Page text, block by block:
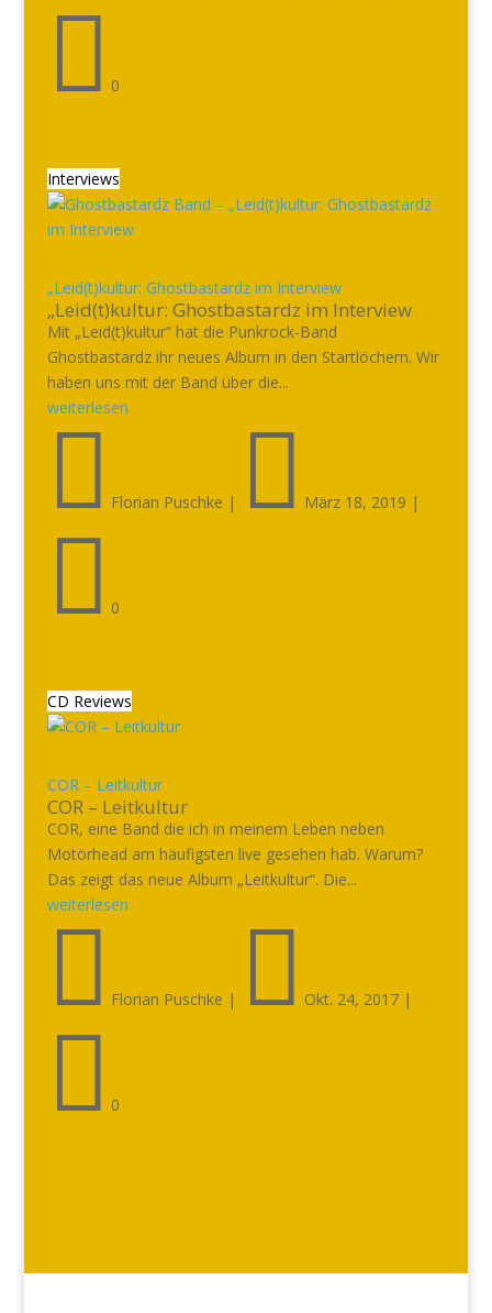
 0
Interviews
„Leid(t)kultur: Ghostbastardz im Interview
„Leid(t)kultur: Ghostbastardz im Interview
Mit „Leid(t)kultur“ hat die Punkrock-Band
Ghostbastardz ihr neues Album in den Startlöchern. Wir
haben uns mit der Band über die...
weiterlesen
 Florian Puschke |  März 18, 2019 |
 0
CD Reviews
COR – Leitkultur
COR – Leitkultur
COR, eine Band die ich in meinem Leben neben
Motörhead am häufigsten live gesehen hab. Warum?
Das zeigt das neue Album „Leitkultur“. Die...
weiterlesen
 Florian Puschke |  Okt. 24, 2017|
 0